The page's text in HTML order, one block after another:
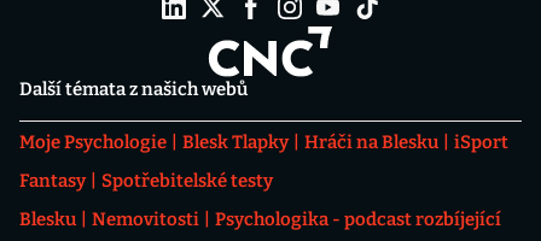
Další témata z našich webů
Moje Psychologie Blesk Tlapky Hráči na Blesku
iSport
Fantasy
Spotřebitelské testy
Blesku
Nemovitosti
Psychologika - podcast rozbíjející